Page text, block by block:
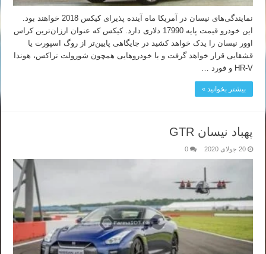
نمایندگی‌های نیسان در آمریکا ماه آینده پذیرای کیکس 2018 خواهند بود.
این خودرو قیمت پایه 17990 دلاری دارد. کیکس که عنوان ارزان‌ترین کراس
اوور نیسان را یدک خواهد کشید در جایگاهی پایین‌تر از روگ اسپورت یا
قشقایی قرار خواهد گرفت و با خودروهایی همچون شورولت تراکس، هوندا
HR-V و فورد …
بیشتر بخوانید »
پهباد نیسان GTR
20 جولای 2020 0